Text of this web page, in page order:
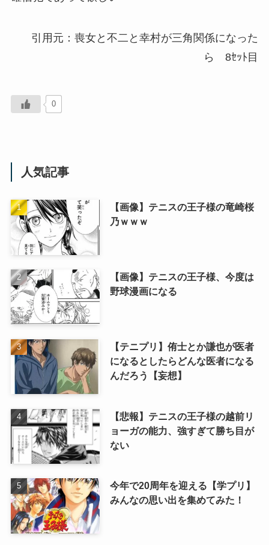
引用元：喪女と不二と幸村が三角関係になった
ら 8ｾｯﾄ目
0
人気記事
【画像】テニスの王子様の竜崎桜
乃ｗｗｗ
【画像】テニスの王子様、今度は
野球漫画になる
【テニプリ】侑士とか謙也が医者
になるとしたらどんな医者になる
んだろう【妄想】
【悲報】テニスの王子様の越前リ
ョーガの能力、強すぎて勝ち目が
ない
今年で20周年を迎える【学プリ】
みんなの思い出を集めてみた！